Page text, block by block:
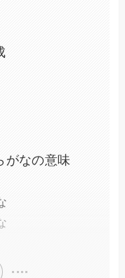
がなの意味